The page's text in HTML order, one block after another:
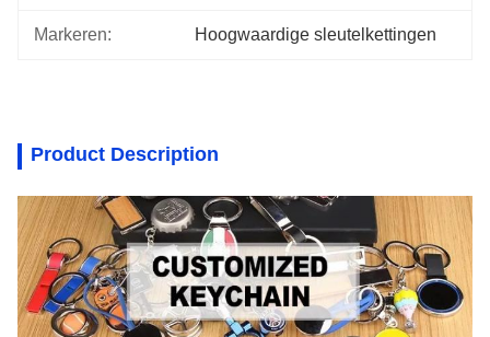
Markeren: Hoogwaardige sleutelkettingen
Product Description